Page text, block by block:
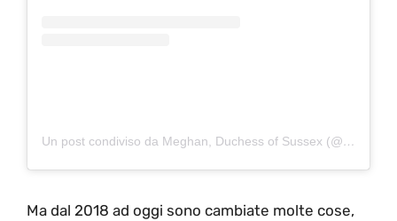
Un post condiviso da Meghan, Duchess of Sussex (@meghan)
Ma dal 2018 ad oggi sono cambiate molte cose,